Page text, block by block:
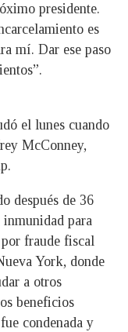
presidente.
es
mí. Dar ese paso
el lunes cuando
McConney,
después de 36
inmunidad para
fraude fiscal
York, donde
a otros
beneficios
condenada y